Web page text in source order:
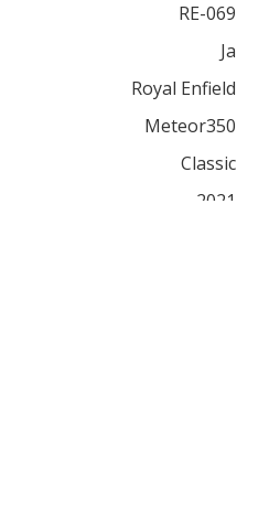
RE-069
Ja
Royal Enfield
Meteor350
Classic
2021